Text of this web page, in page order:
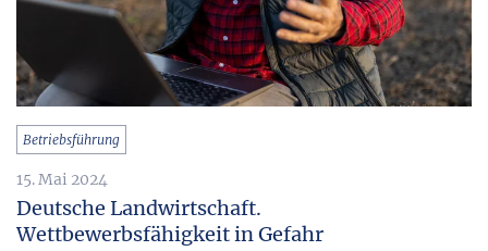
Betriebsführung
15. Mai 2024
Deutsche Landwirtschaft.
Wettbewerbsfähigkeit in Gefahr